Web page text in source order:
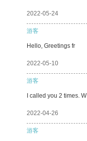
2022-05-24
游客
Hello, Greetings fr
2022-05-10
游客
I called you 2 times. W
2022-04-26
游客